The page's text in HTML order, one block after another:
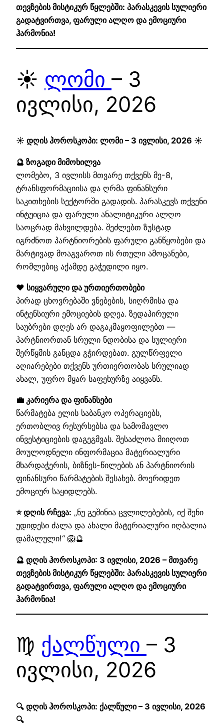
თევზების მისტიკურ წყლებში: პარასკევის სულიერი
გადატვირთვა, ფარული ალღო და ემოციური
ჰარმონია!
☀️ ლომი – 3
ივლისი, 2026
☀️ დღის ჰოროსკოპი: ლომი – 3 ივლისი, 2026 ☀️
🔮 ზოგადი მიმოხილვა
ლომებო, 3 ივლისს მთვარე თქვენს მე-8,
ტრანსფორმაციისა და ღრმა ფინანსური
საკითხების სექტორში გადადის. პარასკევს თქვენი
ინტუიცია და ფარული ანალიტიკური ალღო
საოცრად მახვილდება. შეძლებთ ზუსტად
იგრძნოთ პარტნიორების ფარული განწყობები და
მარტივად მოაგვაროთ ის რთული ამოცანები,
რომლებიც აქამდე გაჭედილი იყო.
❤️ სიყვარული და ურთიერთობები
პირად ცხოვრებაში ვნებების, სიღრმისა და
ინტენსიური ემოციების დღეა. ზედაპირული
საუბრები დღეს არ დაგაკმაყოფილებთ —
პარტნიორთან სრული ნდობისა და სულიერი
შერწყმის განცდა გჭირდებათ. გულწრფელი
აღიარებები თქვენს ურთიერთობას სრულიად
ახალ, უფრო მყარ საფეხურზე აიყვანს.
💼 კარიერა და ფინანსები
წარმატება ელის საბანკო ოპერაციებს,
ერთობლივ რესურსებსა და სამომავლო
ინვესტიციების დაგეგმვას. შესაძლოა მიიღოთ
მოულოდნელი ინფორმაცია მატერიალური
მხარდაჭერის, ბიზნეს-წილების ან პარტნიორის
ფინანსური წარმატების შესახებ. მოერიდეთ
ემოციურ საყიდლებს.
⭐ დღის რჩევა: „ნუ გეშინია ცვლილებების, იქ შენი
უდიდესი ძალა და ახალი მატერიალური იღბალია
დამალული!“ 🦁🔮
🔮 დღის ჰოროსკოპი: 3 ივლისი, 2026 – მთვარე
თევზების მისტიკურ წყლებში: პარასკევის სულიერი
გადატვირთვა, ფარული ალღო და ემოციური
ჰარმონია!
♍ ქალწული – 3
ივლისი, 2026
🔍 დღის ჰოროსკოპი: ქალწული – 3 ივლისი, 2026
🔍